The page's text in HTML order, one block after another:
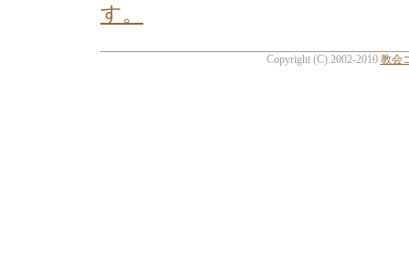
す。
Copyright (C) 2002-2010 教会